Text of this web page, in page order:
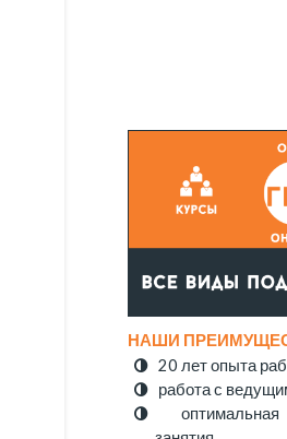
НАШИ
20 лет опыта
работа с
оптимальная